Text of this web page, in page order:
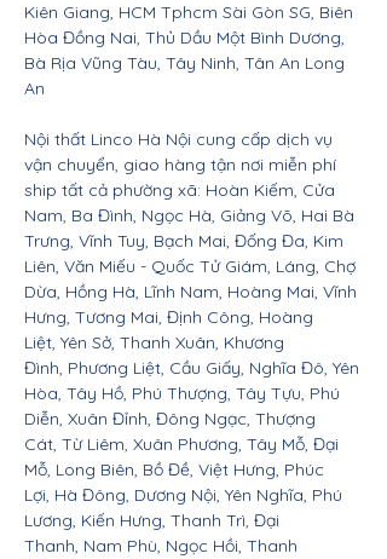
Kiên Giang, HCM Tphcm Sài Gòn SG, Biên
Hòa Đồng Nai, Thủ Dầu Một Bình Dương,
Bà Rịa Vũng Tàu, Tây Ninh, Tân An Long
An
Nội thất Linco Hà Nội cung cấp dịch vụ
vận chuyển, giao hàng tận nơi miễn phí
ship tất cả phường xã: Hoàn Kiếm, Cửa
Nam, Ba Đình, Ngọc Hà, Giảng Võ, Hai Bà
Trưng, Vĩnh Tuy, Bạch Mai, Đống Đa, Kim
Liên, Văn Miếu - Quốc Tử Giám, Láng, Chợ
Dừa, Hồng Hà, Lĩnh Nam, Hoàng Mai, Vĩnh
Hưng, Tương Mai, Định Công, Hoàng
Liệt, Yên Sở, Thanh Xuân, Khương
Đình, Phương Liệt, Cầu Giấy, Nghĩa Đô, Yên
Hòa, Tây Hồ, Phú Thượng, Tây Tựu, Phú
Diễn, Xuân Đỉnh, Đông Ngạc, Thượng
Cát, Từ Liêm, Xuân Phương, Tây Mỗ, Đại
Mỗ, Long Biên, Bồ Đề, Việt Hưng, Phúc
Lợi, Hà Đông, Dương Nội, Yên Nghĩa, Phú
Lương, Kiến Hưng, Thanh Trì, Đại
Thanh, Nam Phù, Ngọc Hồi, Thanh